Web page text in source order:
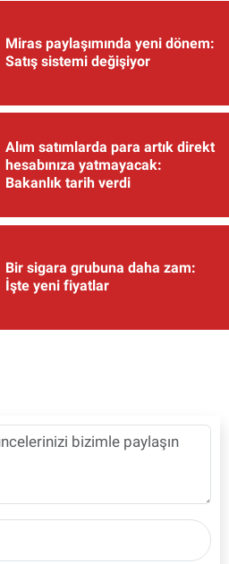
Miras paylaşımında yeni dönem:
Satış sistemi değişiyor
Alım satımlarda para artık direkt
hesabınıza yatmayacak:
Bakanlık tarih verdi
Bir sigara grubuna daha zam:
İşte yeni fiyatlar